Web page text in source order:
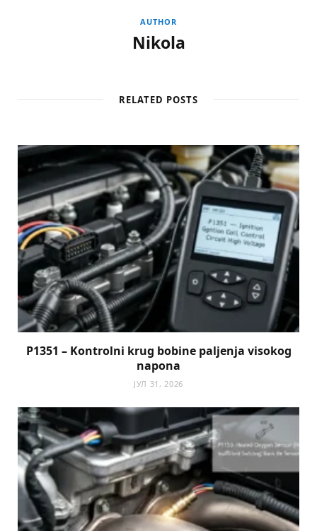
AUTHOR
Nikola
RELATED POSTS
P1351 – Kontrolni krug bobine paljenja visokog
napona
ЈУЛ 31, 2026